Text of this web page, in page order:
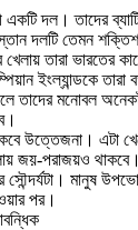
দল। তাদের
দলটি তেমন
তারা ভারতের
ইংল্যান্ডকে তারা
তাদের মনোবল
উত্তেজনা। এটা
জয়-পরাজয়ও
সৌন্দর্যটা। মানুষ
পর।